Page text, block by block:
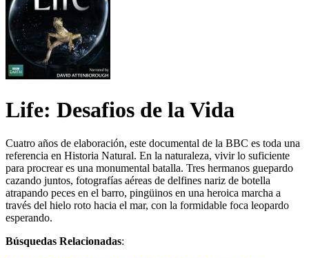
Life: Desafios de la Vida
Cuatro años de elaboración, este documental de la BBC es toda una
referencia en Historia Natural. En la naturaleza, vivir lo suficiente
para procrear es una monumental batalla. Tres hermanos guepardo
cazando juntos, fotografías aéreas de delfines nariz de botella
atrapando peces en el barro, pingüinos en una heroica marcha a
través del hielo roto hacia el mar, con la formidable foca leopardo
esperando.
Búsquedas Relacionadas: